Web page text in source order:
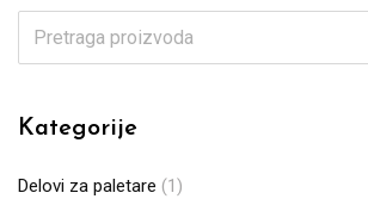
Kategorije
Delovi za paletare (1)